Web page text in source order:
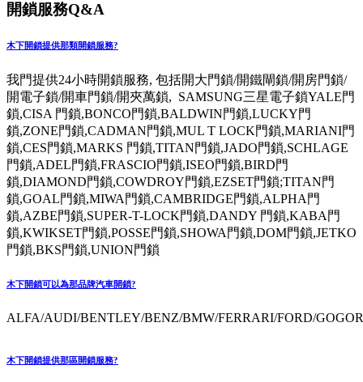
開鎖服務Q&A
木下開鎖提供那類開鎖服務?
我門提供24小時開鎖服務, 包括開大門鎖/開鐵閘鎖/開房門鎖/
開電子鎖/開車門鎖/開夾萬鎖, SAMSUNG三星電子鎖YALE門
鎖,CISA 門鎖,BONCO門鎖,BALDWIN門鎖,LUCKY門
鎖,ZONE門鎖,CADMAN門鎖,MUL T LOCK門鎖,MARIANI門
鎖,CES門鎖,MARKS 門鎖,TITAN門鎖,JADO門鎖,SCHLAGE
門鎖,ADEL門鎖,FRASCIO門鎖,ISEO門鎖,BIRD門
鎖,DIAMOND門鎖,COWDROY門鎖,EZSET門鎖;TITAN門
鎖,GOAL門鎖,MIWA門鎖,CAMBRIDGE門鎖,ALPHA門
鎖,AZBE門鎖,SUPER-T-LOCK門鎖,DANDY 門鎖,KABA門
鎖,KWIKSET門鎖,POSSE門鎖,SHOWA門鎖,DOM門鎖,JETKO
門鎖,BKS門鎖,UNION門鎖
木下開鎖可以為那品牌汽車開鎖?
ALFA/AUDI/BENTLEY/BENZ/BMW/FERRARI/FORD/
木下開鎖提供那區開鎖服務?